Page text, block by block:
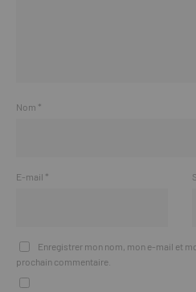
Nom *
E-mail *
Enregistrer mon nom, mon e-mail et
prochain commentaire.